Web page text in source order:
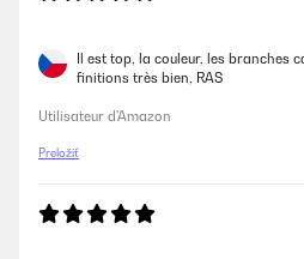
Il est top, la couleur, les branches
finitions très bien, RAS
Utilisateur d'Amazon
Preložiť